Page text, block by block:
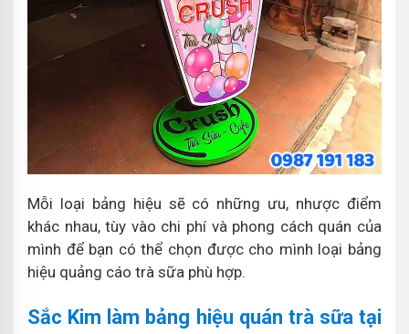
Mỗi loại bảng hiệu sẽ có những ưu, nhược điểm
khác nhau, tùy vào chi phí và phong cách quán của
mình để bạn có thể chọn được cho mình loại bảng
hiệu quảng cáo trà sữa phù hợp.
Sắc Kim làm bảng hiệu quán trà sữa tại